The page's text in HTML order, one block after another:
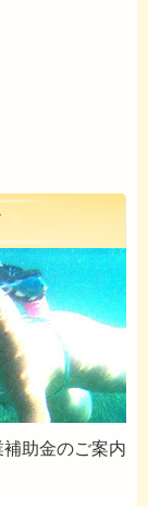
助金のご案内